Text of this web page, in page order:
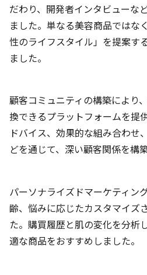
だわり、開発者インタビューな
ました。単なる美容商品ではな
性のライフスタイル」を提案す
ました。
顧客コミュニティの構築により
換できるプラットフォームを提
ドバイス、効果的な組み合わせ
どを通じて、深い顧客関係を構
パーソナライズドマーケティン
齢、悩みに応じたカスタマイズ
た。購買履歴と肌の変化を分析
適な商品をおすすめしました。